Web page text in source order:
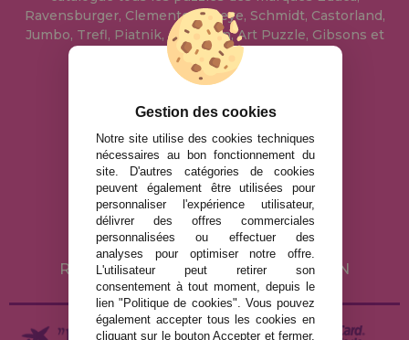
Ravensburger, Clementoni, Heye, Schmidt, Castorland,
Jumbo, Trefl, Piatnik, Anatolian, Art Puzzle, Gibsons et
bien d'autres.
info@maisondespuzzles.fr
MENTIONS LÉGALES
POLITIQUE DE CONFIDENTIALITÉ
POLITIQUE DE COOKIES
LIVRAISON ET RETOUR
RETOURS / DROIT DE RÉTRACTATION
Gestion des cookies
Notre site utilise des cookies techniques
nécessaires au bon fonctionnement du
site. D'autres catégories de cookies
peuvent également être utilisées pour
personnaliser l'expérience utilisateur,
délivrer des offres commerciales
personnalisées ou effectuer des
analyses pour optimiser notre offre.
L'utilisateur peut retirer son
consentement à tout moment, depuis le
lien "Politique de cookies". Vous pouvez
également accepter tous les cookies en
cliquant sur le bouton Accepter et fermer.